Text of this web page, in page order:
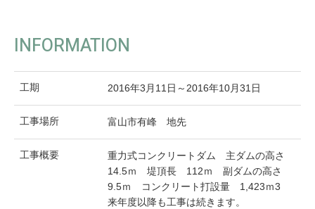
INFORMATION
工期 2016年3月11日～2016年10月31日
工事場所 富山市有峰 地先
工事概要
重力式コンクリートダム 主ダムの高さ
14.5ｍ 堤頂長 112ｍ 副ダムの高さ
9.5ｍ コンクリート打設量 1,423ｍ3
来年度以降も工事は続きます。